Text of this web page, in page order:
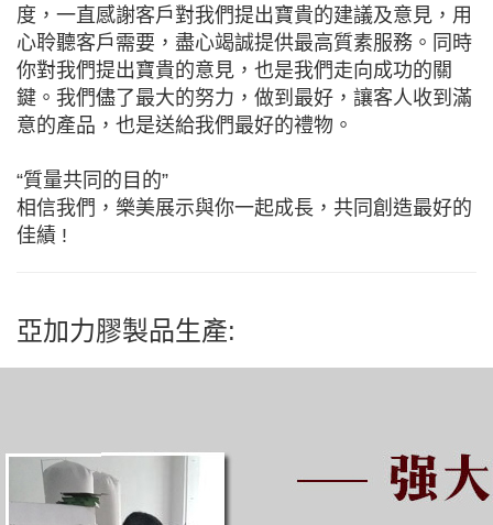
度，一直感謝客戶對我們提出寶貴的建議及意見，用
心聆聽客戶需要，盡心竭誠提供最高質素服務。同時
你對我們提出寶貴的意見，也是我們走向成功的關
鍵。我們儘了最大的努力，做到最好，讓客人收到滿
意的產品，也是送給我們最好的禮物。
“質量共同的目的”
相信我們，樂美展示與你一起成長，共同創造最好的
佳績 !
亞加力膠製品生產: